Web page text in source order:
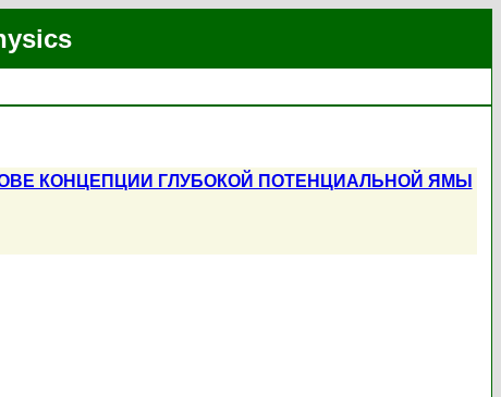
КОНЦЕПЦИИ ГЛУБОКОЙ ПОТЕНЦИАЛЬНОЙ ЯМЫ